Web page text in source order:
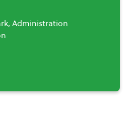
Administration